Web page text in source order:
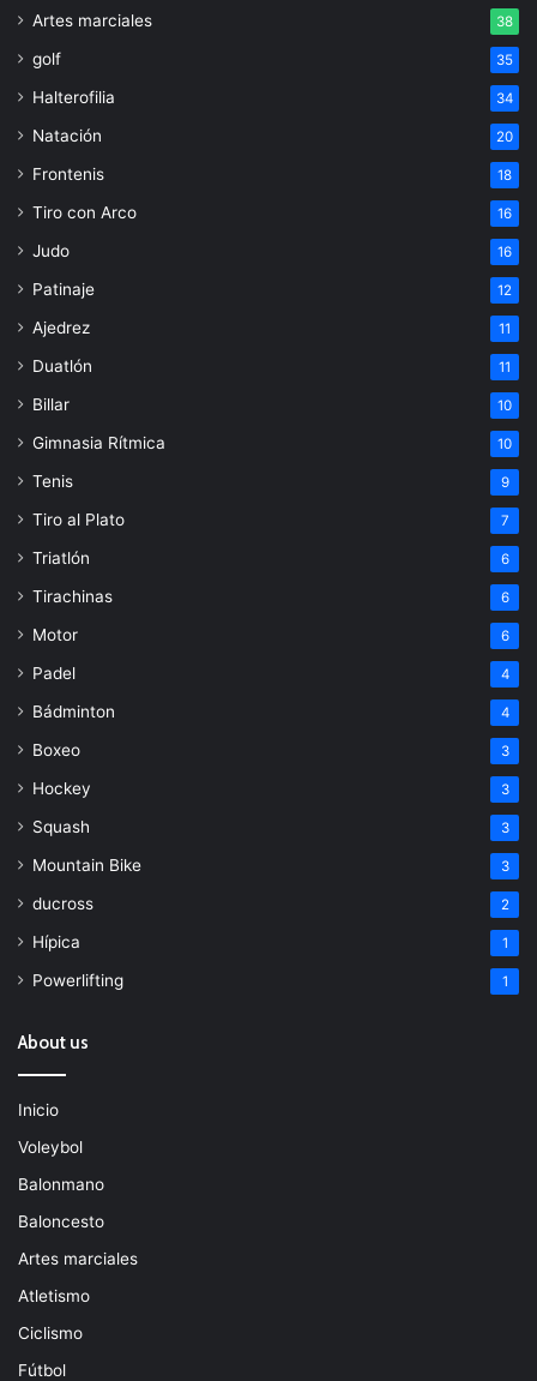
Artes marciales 38
golf 35
Halterofilia 34
Natación 20
Frontenis 18
Tiro con Arco 16
Judo 16
Patinaje 12
Ajedrez 11
Duatlón 11
Billar 10
Gimnasia Rítmica 10
Tenis 9
Tiro al Plato 7
Triatlón 6
Tirachinas 6
Motor 6
Padel 4
Bádminton 4
Boxeo 3
Hockey 3
Squash 3
Mountain Bike 3
ducross 2
Hípica 1
Powerlifting 1
About us
Inicio
Voleybol
Balonmano
Baloncesto
Artes marciales
Atletismo
Ciclismo
Fútbol